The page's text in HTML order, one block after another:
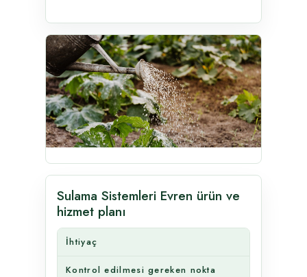
Sulama Sistemleri Evren ürün ve
hizmet planı
İhtiyaç
Kontrol edilmesi gereken nokta